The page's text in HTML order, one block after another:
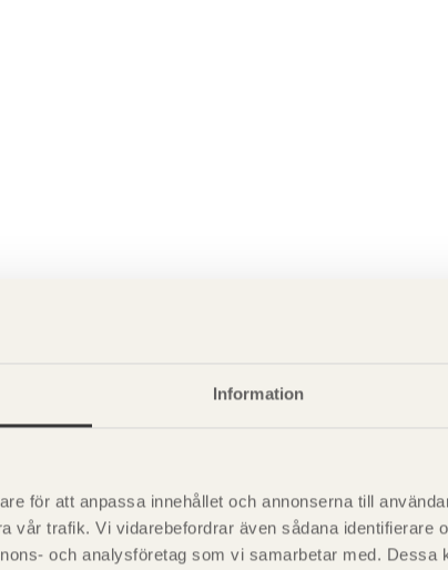
Information
för att anpassa innehållet och annonserna till
vår trafik. Vi vidarebefordrar även sådana identifierare
och analysföretag som vi samarbetar med. Dessa
svensk sågverksnärings
träprodukter och deras